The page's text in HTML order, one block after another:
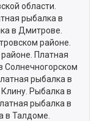
области.
рыбалка в
в Дмитрове.
районе.
Платная
Солнечногорском
рыбалка в
Рыбалка в
рыбалка в
в Талдоме.